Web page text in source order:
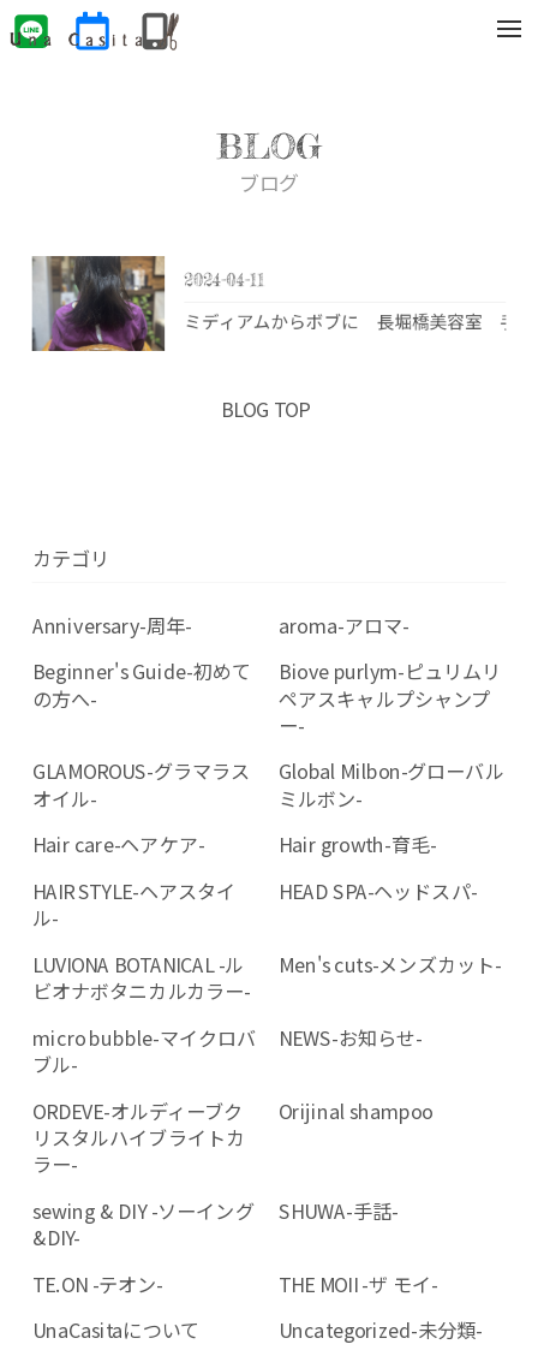
BLOG
ブログ
2024-04-11
ミディアムからボブに 長堀橋美容室 手
BLOG TOP
カテゴリ
Anniversary-周年-
aroma-アロマ-
Beginner's Guide-初めて
の方へ-
Biove purlym-ピュリムリ
ペアスキャルプシャンプ
ー-
GLAMOROUS-グラマラス
オイル-
Global Milbon-グローバル
ミルボン-
Hair care-ヘアケア-
Hair growth-育毛-
HAIR STYLE-ヘアスタイ
ル-
HEAD SPA-ヘッドスパ-
LUVIONA BOTANICAL -ル
ビオナボタニカルカラー-
Men's cuts-メンズカット-
micro bubble-マイクロバ
ブル-
NEWS-お知らせ-
ORDEVE-オルディーブク
リスタルハイブライトカ
ラー-
Orijinal shampoo
sewing & DIY -ソーイング
&DIY-
SHUWA-手話-
TE.ON -テオン-
THE MOII -ザ モイ-
UnaCasitaについて
Uncategorized-未分類-
t